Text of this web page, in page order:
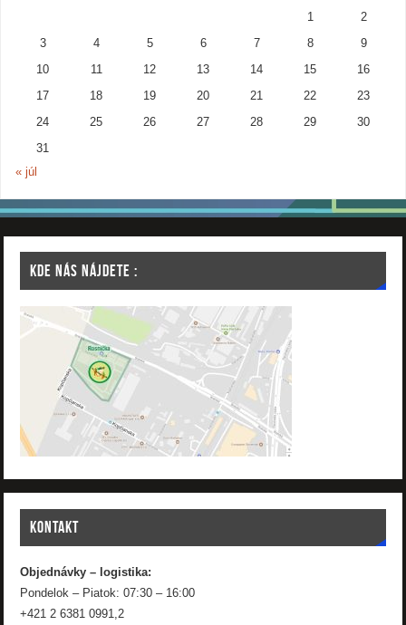
1 2
3 4 5 6 7 8 9
10 11 12 13 14 15 16
17 18 19 20 21 22 23
24 25 26 27 28 29 30
31
« júl
KDE NÁS NÁJDETE :
KONTAKT
Objednávky – logistika:
Pondelok – Piatok: 07:30 – 16:00
+421 2 6381 0991,2